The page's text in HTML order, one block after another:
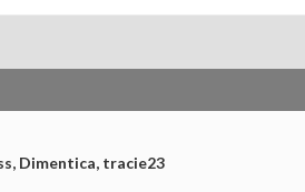
Dimentica, tracie23